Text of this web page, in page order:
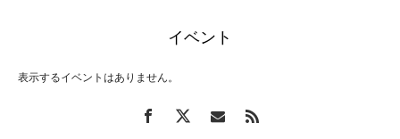
イベント
表示するイベントはありません。